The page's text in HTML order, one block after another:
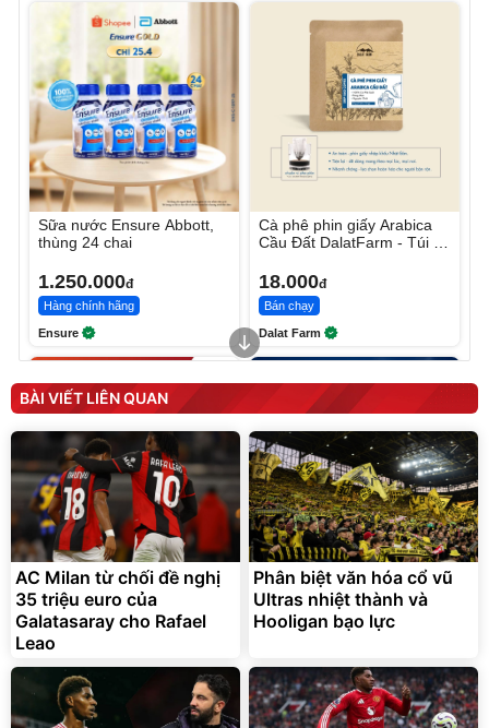
Sữa nước Ensure Abbott,
thùng 24 chai
1.250.000đ
Hàng chính hãng
Ensure
Cà phê phin giấy Arabica
Cầu Đất DalatFarm - Túi 10
18.000đ
Bán chạy
Dalat Farm
Bộ nồi inox nguyên khối
Elmich Trimax EL-
2136OL04
2.036.700
Elmich Việt Nam
Sữa bột Ensure Gold
Abbott hương vani 800g
1.405.000đ
1.035.000
Ensure Chính Hãng
BÀI VIẾT LIÊN QUAN
AC Milan từ chối đề nghị
35 triệu euro của
Galatasaray cho Rafael
Leao
Phân biệt văn hóa cổ vũ
Ultras nhiệt thành và
Hooligan bạo lực